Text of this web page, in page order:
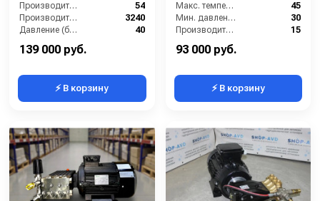
Производительность (л/мин):
54
Производительность (л/ч):
3240
Давление (бар):
40
139 000 руб.
⚡ В корзину
Макс. температура воды (°C):
45
Мин. давление (бар):
30
Производительность (л/мин):
15
Производительность (л/ч):
93 000 руб.
⚡ В корзину